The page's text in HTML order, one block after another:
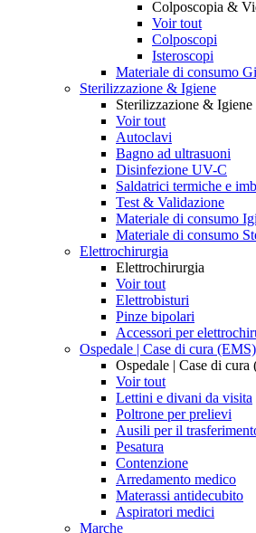
Colposcopia &
Voir tout
Colposcopi
Isteroscopi
Materiale di consumo
Sterilizzazione & Igiene
Sterilizzazione & Igiene
Voir tout
Autoclavi
Bagno ad ultrasuoni
Disinfezione UV-C
Saldatrici termiche e
Test & Validazione
Materiale di consumo
Materiale di consumo
Elettrochirurgia
Elettrochirurgia
Voir tout
Elettrobisturi
Pinze bipolari
Accessori per
Ospedale | Case di cura (EMS)
Ospedale | Case di cura
Voir tout
Lettini e divani da visita
Poltrone per prelievi
Ausili per il
Pesatura
Contenzione
Arredamento medico
Materassi antidecubito
Aspiratori medici
Marche